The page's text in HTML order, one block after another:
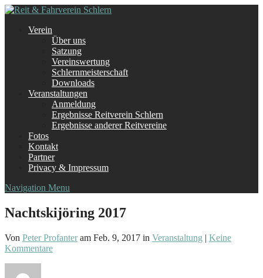
Verein
Über uns
Satzung
Vereinswertung
Schlernmeisterschaft
Downloads
Veranstaltungen
Anmeldung
Ergebnisse Reitverein Schlern
Ergebnisse anderer Reitvereine
Fotos
Kontakt
Partner
Privacy & Impressum
Navigation Menu
Nachtskijöring 2017
Von Peter Profanteram Feb. 9, 2017 in Veranstaltung | Keine
Kommentare